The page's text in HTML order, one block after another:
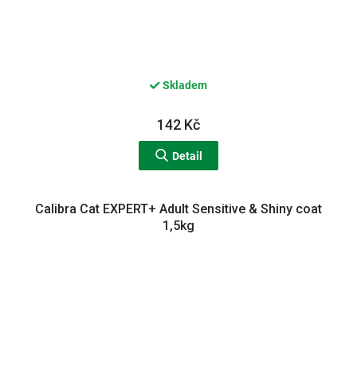
Skladem
142 Kč
Detail
Calibra Cat EXPERT+ Adult Sensitive & Shiny coat
1,5kg